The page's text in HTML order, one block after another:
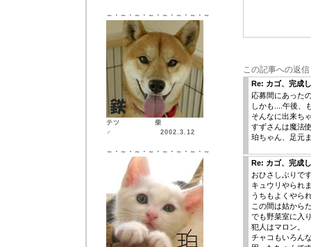
～・～・～・～・～・～・～・～
テツ 柴
♂ 2002.3.12
～・～・～・～・～・～・～・～
この記事への返信
Re: カゴ、完成
応募間にあった
しかも....午後、
そんなに出来ち
すずさんは魔法
珀ちゃん、足元
Re: カゴ、完成
おひさしぶりで
キュウリやられ
うちもよくや
この間は姑から
でも野菜室に入
犯人はマロン。
チャコもいろん